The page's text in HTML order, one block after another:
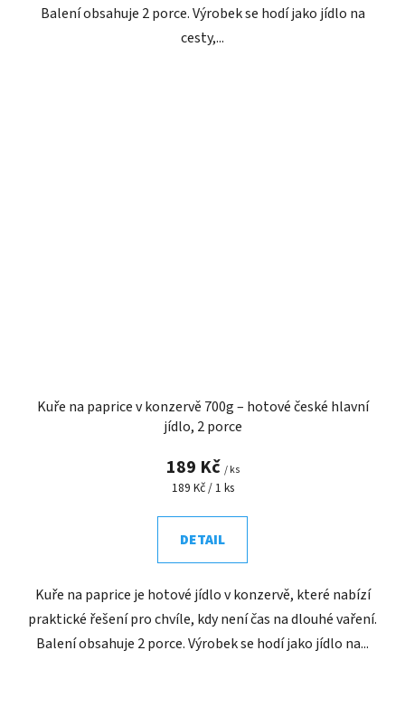
Balení obsahuje 2 porce. Výrobek se hodí jako jídlo na
cesty,...
Kuře na paprice v konzervě 700g – hotové české hlavní
jídlo, 2 porce
189 Kč / ks
Měrná
189 Kč / 1 ks
DETAIL
Kuře na paprice je hotové jídlo v konzervě, které nabízí
praktické řešení pro chvíle, kdy není čas na dlouhé vaření.
Balení obsahuje 2 porce. Výrobek se hodí jako jídlo na...